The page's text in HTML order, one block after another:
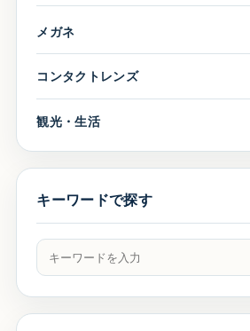
メガネ
コンタクトレンズ
観光・生活
キーワードで探す
記事をキーワードで検索